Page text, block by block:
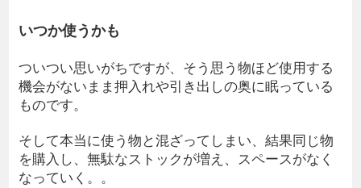
いつか使うかも
ついつい思いがちですが、そう思う物ほど使用する
機会がないまま押入れや引き出しの奥に眠っている
ものです。
そして本当に使う物と混ざってしまい、結果同じ物
を購入し、無駄なストックが増え、スペースがなく
なっていく。。